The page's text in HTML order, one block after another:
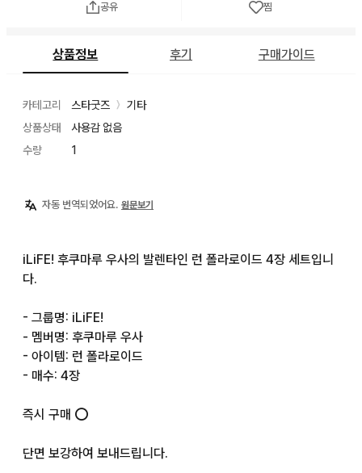
공유 찜
상품정보 후기 구매가이드
카테고리 스타굿즈 〉
기타
상품상태
사용감 없음
수량
1
자동 번역되었어요. 원문보기
iLiFE! 후쿠마루 우사의 발렌타인 런 폴라로이드 4장 세트입니
다.
- 그룹명: iLiFE!
- 멤버명: 후쿠마루 우사
- 아이템: 런 폴라로이드
- 매수: 4장
즉시 구매 ⭕️
단면 보강하여 보내드립니다.